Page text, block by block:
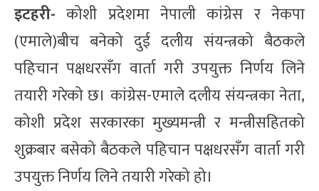
इटहरी-कोशी प्रदेशमा नेपाली कांग्रेस र नेकपा
(एमाले)बीच बनेको दुई दलीय संयन्त्रको बैठकले
पहिचान पक्षधरसँग वार्ता गरी उपयुक्त निर्णय लिने
तयारी गरेको छ। कांग्रेस-एमाले दलीय संयन्त्रका नेता,
कोशी प्रदेश सरकारका मुख्यमन्त्री र मन्त्रीसहितको
शुक्रबार बसेको बैठकले पहिचान पक्षधरसँग वार्ता गरी
उपयुक्त निर्णय लिने तयारी गरेको हो।